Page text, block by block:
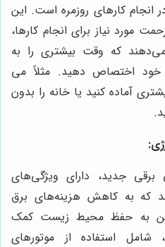
انجام کارهای روزمره است. این
مورد نیاز برای انجام کارها،
که وقت بیشتری را به
خود اختصاص دهید. مثلاً می
آماده کنید یا خانه را بدون
برقی جدید، دارای ویژگی‌های
که به کاهش هزینه‌های برق
به حفظ محیط زیست کمک
شامل استفاده از موتورهای